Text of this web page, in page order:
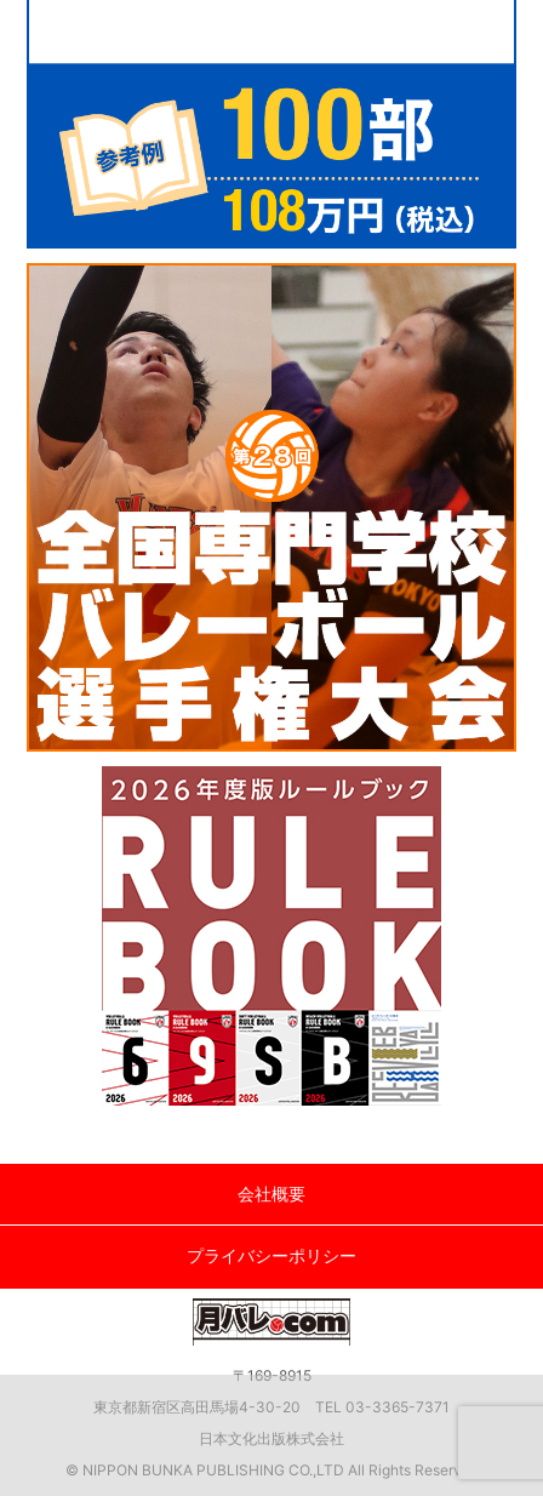
会社概要
プライバシーポリシー
〒169-8915
東京都新宿区高田馬場4-30-20 TEL 03-3365-7371
日本文化出版株式会社
© NIPPON BUNKA PUBLISHING CO.,LTD All Rights Reserved